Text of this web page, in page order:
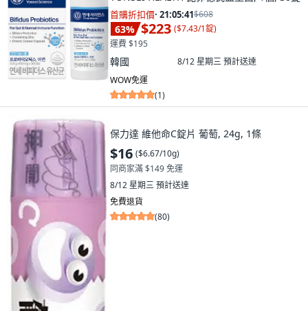
首購折扣價· 21:05:40$608
63% $223 ($7.43/1錠)
運費 $195
韓國 8/12 星期三預計送達
WOW免運
(1)
保力達 維他命C錠片 葡萄, 24g, 1條
$16 ($6.67/10g)
同商家滿 $149 免運
8/12 星期三預計送達
免費退貨
(80)